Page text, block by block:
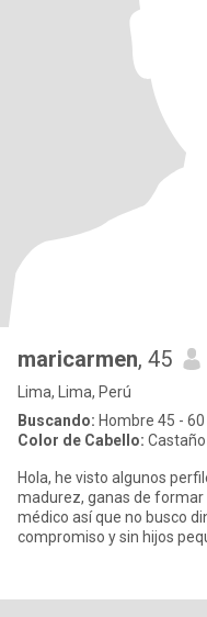
maricarmen, 45
Lima, Lima, Perú
Buscando: Hombre 45 - 60
Color de Cabello:
Hola, he visto algunos
madurez, ganas de formar
médico así que no busco dinero. Lo que busco es un